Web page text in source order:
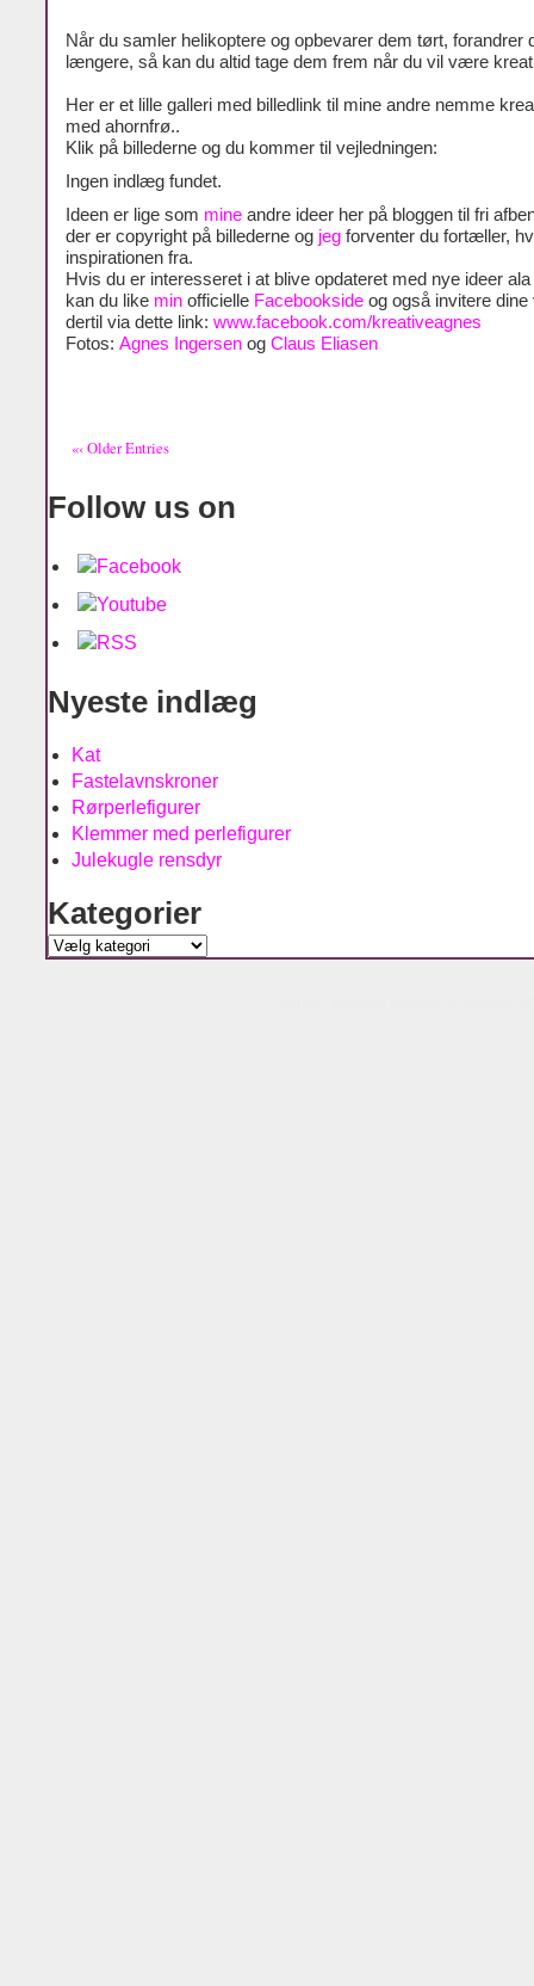
Når du samler helikoptere og opbevarer dem tørt, forandrer
længere, så kan du altid tage dem frem når du vil være
Her er et lille galleri med billedlink til mine andre nemme
med ahornfrø..
Klik på billederne og du kommer til vejledningen:
Ingen indlæg fundet.
Ideen er lige som mine andre ideer her på bloggen til fri
der er copyright på billederne og jeg forventer du fortæller,
inspirationen fra.
Hvis du er interesseret i at blive opdateret med nye ideer
kan du like min officielle Facebookside og også invitere dine
dertil via dette link: www.facebook.com/kreativeagnes
Fotos: Agnes Ingersen og Claus Eliasen
«‹ Older Entries
Follow us on
Nyeste indlæg
Kat
Fastelavnskroner
Rørperlefigurer
Klemmer med perlefigurer
Julekugle rensdyr
Kategorier
Kategorier